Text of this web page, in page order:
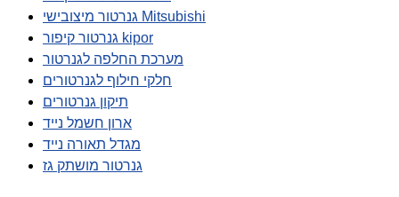
גנרטור מיצובישי Mitsubishi
גנרטור קיפור kipor
מערכת החלפה לגנרטור
חלקי חילוף לגנרטורים
תיקון גנרטורים
ארון חשמל נייד
מגדל תאורה נייד
גנרטור מושתק גז